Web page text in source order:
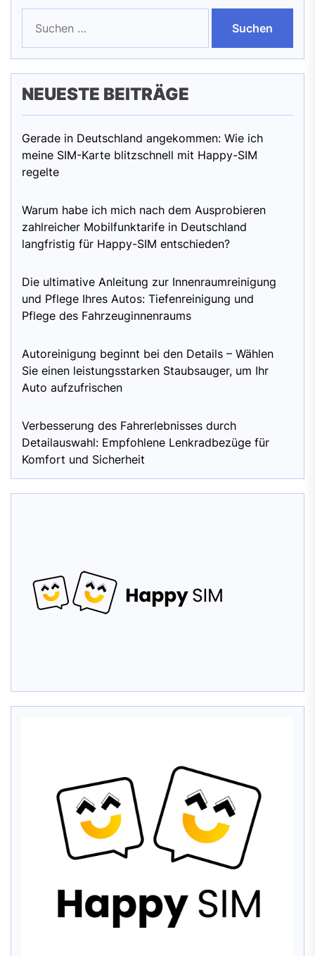
nach:
NEUESTE BEITRÄGE
Gerade in Deutschland angekommen: Wie ich
meine SIM-Karte blitzschnell mit Happy-SIM
regelte
Warum habe ich mich nach dem Ausprobieren
zahlreicher Mobilfunktarife in Deutschland
langfristig für Happy-SIM entschieden?
Die ultimative Anleitung zur Innenraumreinigung
und Pflege Ihres Autos: Tiefenreinigung und
Pflege des Fahrzeuginnenraums
Autoreinigung beginnt bei den Details – Wählen
Sie einen leistungsstarken Staubsauger, um Ihr
Auto aufzufrischen
Verbesserung des Fahrerlebnisses durch
Detailauswahl: Empfohlene Lenkradbezüge für
Komfort und Sicherheit